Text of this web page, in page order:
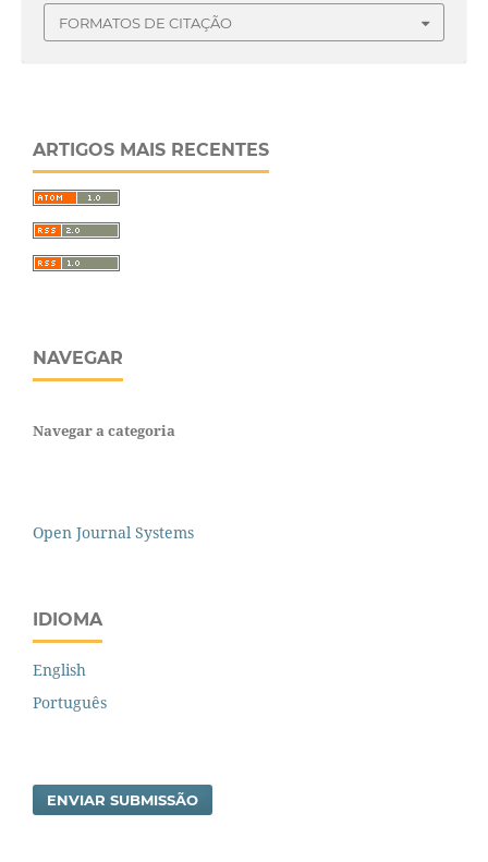
FORMATOS DE CITAÇÃO
ARTIGOS MAIS RECENTES
NAVEGAR
Navegar a categoria
Open Journal Systems
IDIOMA
English
Português
ENVIAR SUBMISSÃO